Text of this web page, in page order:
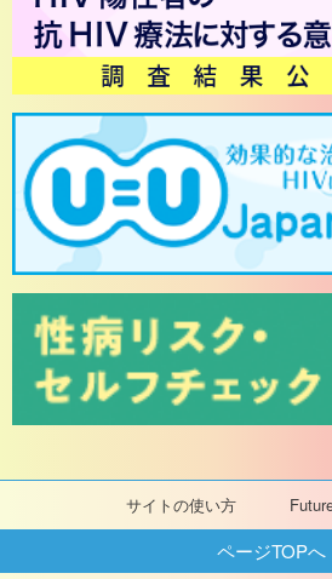
サイトの使い方
ページTOPへ